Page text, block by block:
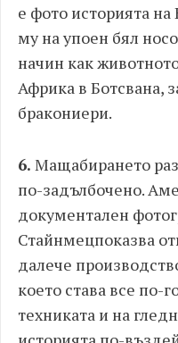
е фото историята
му на упоен бял
начин как
Африка в Ботсвана,
бракониери.
6. Мащабирането
по-задълбочено.
документален
Стайнмецпоказва
далече
което става все по-
техниката и на